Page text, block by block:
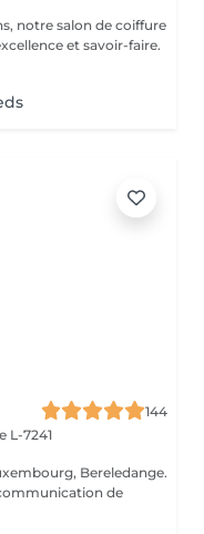
notre salon de coiffure
et savoir-faire.
144
L-7241
Bereledange.
de